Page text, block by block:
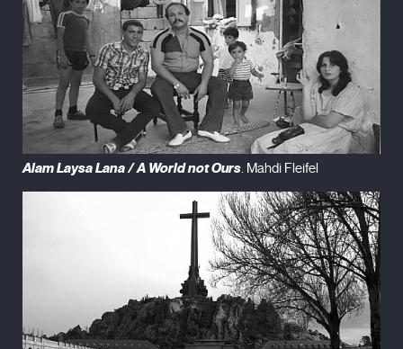
Alam Laysa Lana / A World not Ours. Mahdi Fleifel